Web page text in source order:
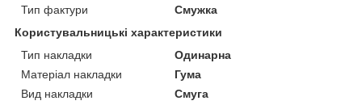
Тип фактури
Смужка
Користувальницькі характеристики
Тип накладки
Одинарна
Матеріал накладки
Гума
Вид накладки
Смуга